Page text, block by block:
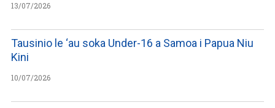
13/07/2026
Tausinio le ‘au soka Under-16 a Samoa i Papua Niu
Kini
10/07/2026